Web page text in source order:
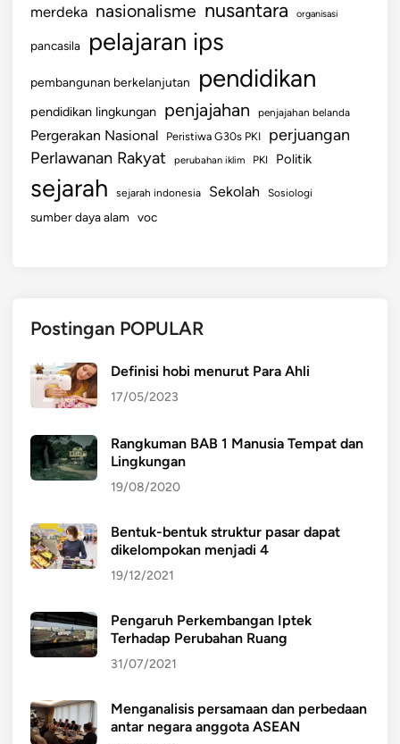
A
A
R
A
K
E
E
E
U
N
merdeka nasionalisme nusantara organisasi
pancasila pelajaran ips
pembangunan berkelanjutan pendidikan
pendidikan lingkungan penjajahan penjajahan belanda
Pergerakan Nasional Peristiwa G30s PKI perjuangan
Perlawanan Rakyat perubahan iklim PKI Politik
sejarah sejarah indonesia Sekolah Sosiologi
sumber daya alam voc
Postingan POPULAR
Definisi hobi menurut Para Ahli
17/05/2023
Rangkuman BAB 1 Manusia Tempat dan
Lingkungan
19/08/2020
Bentuk-bentuk struktur pasar dapat
dikelompokan menjadi 4
19/12/2021
Pengaruh Perkembangan Iptek
Terhadap Perubahan Ruang
31/07/2021
Menganalisis persamaan dan perbedaan
antar negara anggota ASEAN